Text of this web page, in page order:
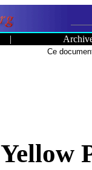
|
Ce
Yellow